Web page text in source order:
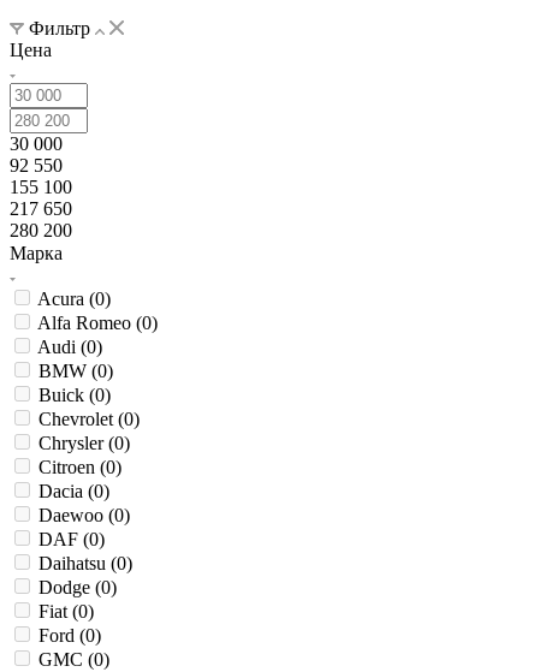
Фильтр
Цена
30 000
92 550
155 100
217 650
280 200
Марка
Acura (0)
Alfa Romeo (0)
Audi (0)
BMW (0)
Buick (0)
Chevrolet (0)
Chrysler (0)
Citroen (0)
Dacia (0)
Daewoo (0)
DAF (0)
Daihatsu (0)
Dodge (0)
Fiat (0)
Ford (0)
GMC (0)